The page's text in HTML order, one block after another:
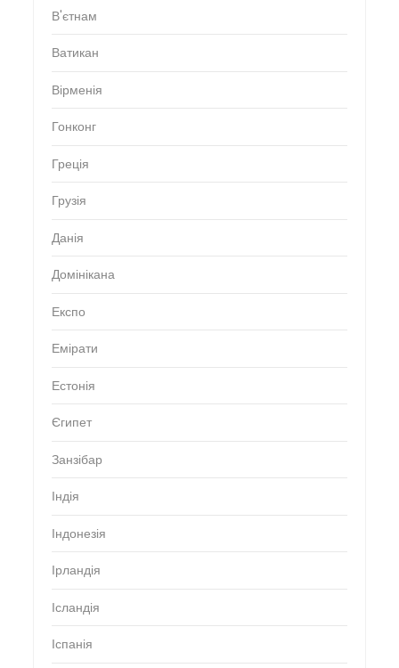
В'єтнам
Ватикан
Вірменія
Гонконг
Греція
Грузія
Данія
Домінікана
Експо
Емірати
Естонія
Єгипет
Занзібар
Індія
Індонезія
Ірландія
Ісландія
Іспанія